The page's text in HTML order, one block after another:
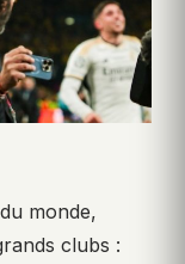
monde,
clubs :